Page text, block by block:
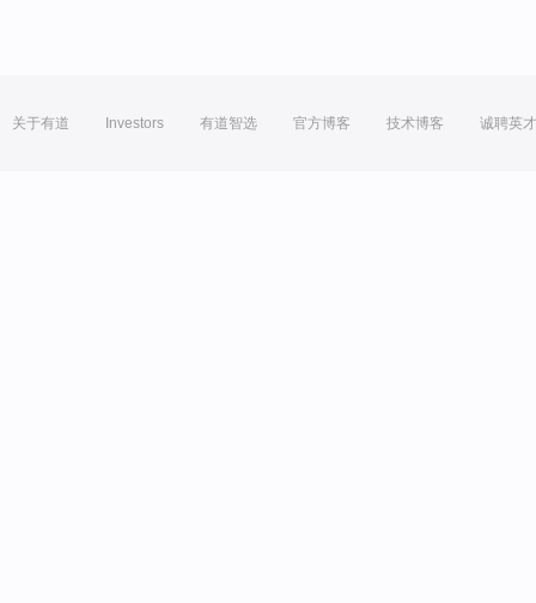
关于有道 Investors 有道智选 官方博客 技术博客 诚聘英才